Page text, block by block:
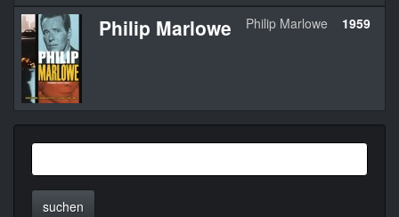
Philip Marlowe Philip Marlowe 1959
suchen